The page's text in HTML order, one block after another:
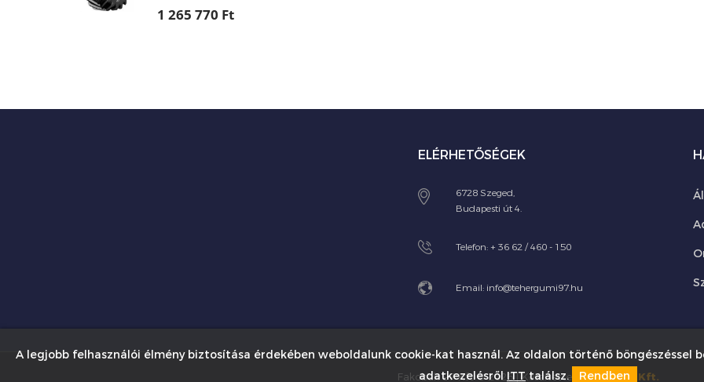
1 265 770 Ft
ELÉRHETŐSÉGEK
6728 Szeged,
Budapesti út 4.
Telefon: + 36 62 / 460 - 150
Email: info@tehergumi97.hu
Fakobak 97 Kft © 2026 | Készítette: Innovip.hu Kft.
A legjobb felhasználói élmény biztosítása érdekében weboldalunk cookie-kat használ. Az oldalon történő böngészéssel
adatkezelésrőlITTtalálsz. Rendben